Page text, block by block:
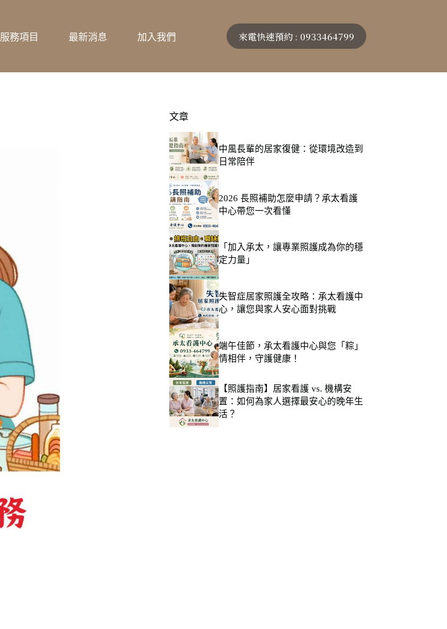
服務項目 最新消息 加入我們 來電快速預約 : 0933464799
文章
中風長輩的居家復健：從環境改造到
日常陪伴
2026 長照補助怎麼申請？承太看護
中心帶您一次看懂
「加入承太，讓專業照護成為你的穩
定力量」
失智症居家照護全攻略：承太看護中
心，讓您與家人安心面對挑戰
端午佳節，承太看護中心與您「粽」
情相伴，守護健康！
【照護指南】居家看護 vs. 機構安
置：如何為家人選擇最安心的晚年生
活？